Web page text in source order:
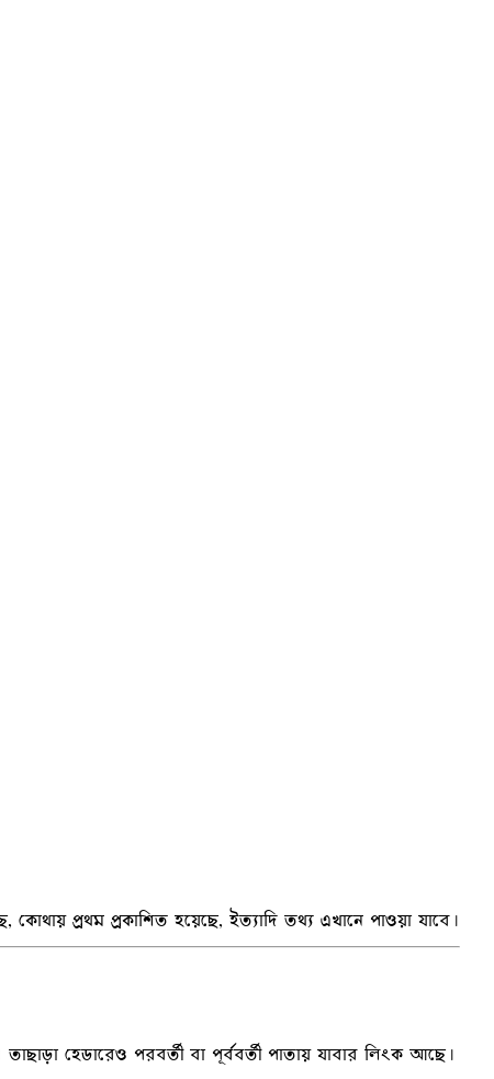
কোথায় প্রথম প্রকাশিত হয়েছে, ইত্যাদি তথ্য এখানে পাওয়া যাবে।
হেডারেও পরবর্তী বা পূর্ববর্তী পাতায় যাবার লিংক আছে।